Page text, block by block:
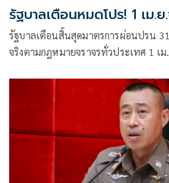
รัฐบาลเตือนหมดโปร! 1 เม.
รัฐบาลเตือนสิ้นสุดมาตรการผ่อนปรน
จริงตามกฎหมายจราจรทั่วประเทศ 1 เ